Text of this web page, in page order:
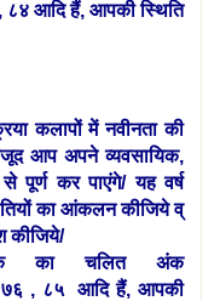
आदि हैं, आपकी स्थिति
कलापों में नवीनता की
आप अपने व्यवसायिक,
से पूर्ण कर पाएंगे/ यह वर्ष
का आंकलन कीजिये व्
कीजिये/
का चलित अंक
, ८५ आदि हैं, आपकी